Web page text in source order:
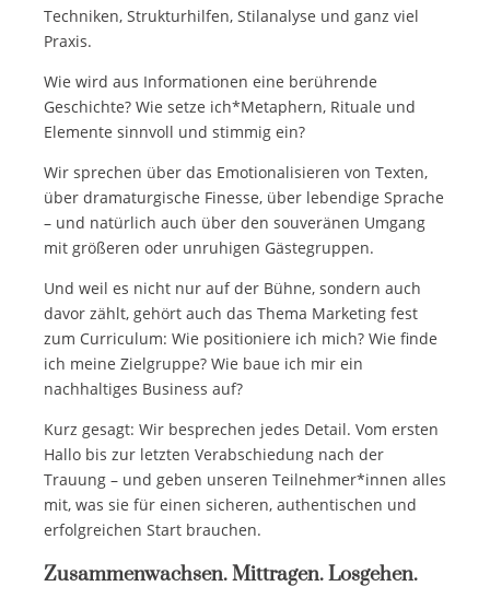
Techniken, Strukturhilfen, Stilanalyse und ganz viel
Praxis.
Wie wird aus Informationen eine berührende
Geschichte? Wie setze ich*Metaphern, Rituale und
Elemente sinnvoll und stimmig ein?
Wir sprechen über das Emotionalisieren von Texten,
über dramaturgische Finesse, über lebendige Sprache
– und natürlich auch über den souveränen Umgang
mit größeren oder unruhigen Gästegruppen.
Und weil es nicht nur auf der Bühne, sondern auch
davor zählt, gehört auch das Thema Marketing fest
zum Curriculum: Wie positioniere ich mich? Wie finde
ich meine Zielgruppe? Wie baue ich mir ein
nachhaltiges Business auf?
Kurz gesagt: Wir besprechen jedes Detail. Vom ersten
Hallo bis zur letzten Verabschiedung nach der
Trauung – und geben unseren Teilnehmer*innen alles
mit, was sie für einen sicheren, authentischen und
erfolgreichen Start brauchen.
Zusammenwachsen. Mittragen. Losgehen.